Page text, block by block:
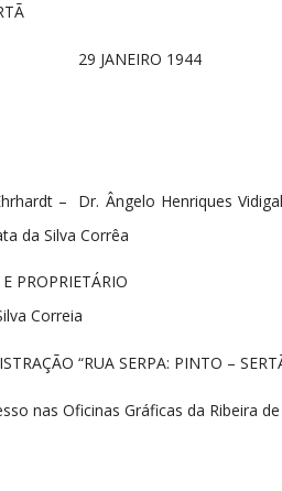
29 JANEIRO 1944
– Dr. Ângelo Henriques
da Silva Corrêa
PROPRIETÁRIO
Correia
“RUA SERPA: PINTO –
nas Oficinas Gráficas da Ribeira